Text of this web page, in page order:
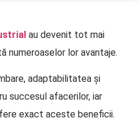
au devenit tot mai
numeroaselor lor avantaje.
adaptabilitatea și
succesul afacerilor, iar
exact aceste beneficii.